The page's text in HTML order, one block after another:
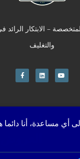
– الابتكار الرائد
والتغليف
احصل
أي مساعدة، أنا دائما